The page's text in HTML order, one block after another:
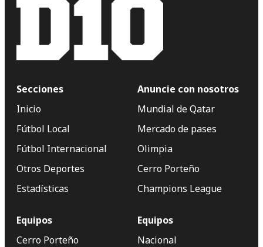
Secciones
Inicio
Fútbol Local
Fútbol Internacional
Otros Deportes
Estadísticas
Anuncie con nosotros
Mundial de Qatar
Mercado de pases
Olimpia
Cerro Porteño
Champions League
Equipos
Cerro Porteño
Equipos
Nacional